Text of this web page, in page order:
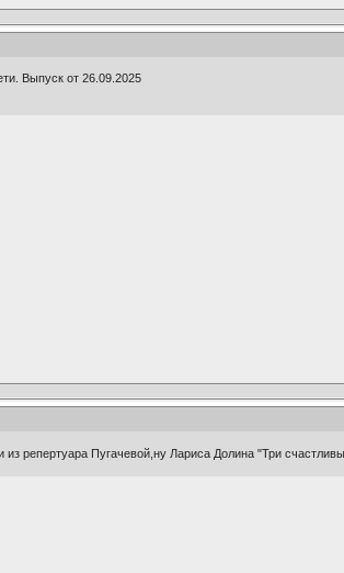
Выпуск от 26.09.2025
репертуара Пугачевой,ну Лариса Долина "Три